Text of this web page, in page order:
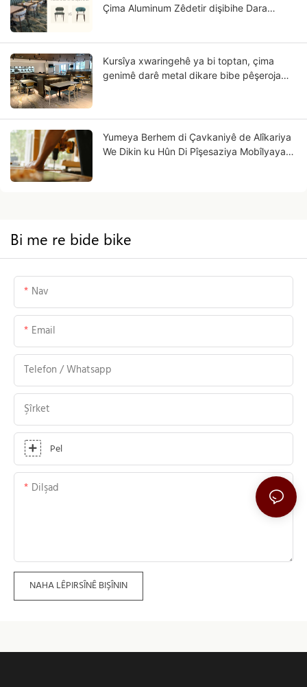
Çima Aluminum Zêdetir dişibihe Dara
Kursîya xwaringehê ya bi toptan, çima
genimê darê metal dikare bibe pêşeroja
Yumeya Berhem di Çavkaniyê de Alîkariya
We Dikin ku Hûn Di Pîşesaziya Mobîlyayan
Bi me re bide bike
Nav
Email
Telefon / Whatsapp
Şîrket
Pel
Dilşad
NAHA LÊPIRSÎNÊ BIŞÎNIN